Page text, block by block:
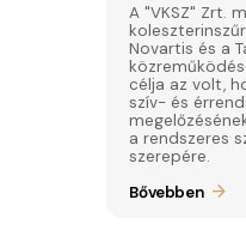
A "VKSZ" Zrt.
Novartis és a
célja az volt,
szív- és
a rendszeres
szerepére.
Bővebben